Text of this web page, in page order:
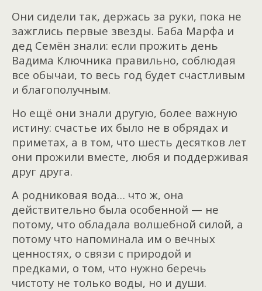
Они сидели так, держась за руки, пока не
зажглись первые звезды. Баба Марфа и
дед Семён знали: если прожить день
Вадима Ключника правильно, соблюдая
все обычаи, то весь год будет счастливым
и благополучным.
Но ещё они знали другую, более важную
истину: счастье их было не в обрядах и
приметах, а в том, что шесть десятков лет
они прожили вместе, любя и поддерживая
друг друга.
А родниковая вода… что ж, она
действительно была особенной — не
потому, что обладала волшебной силой, а
потому что напоминала им о вечных
ценностях, о связи с природой и
предками, о том, что нужно беречь
чистоту не только воды, но и души.